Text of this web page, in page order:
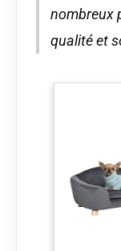
nombreux
qualité et